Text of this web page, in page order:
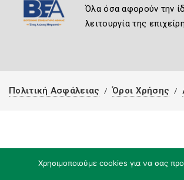
Όλα όσα αφορούν την
λειτουργία της
Πολιτική Ασφάλειας Όροι Χρήσης
Χρησιμοποιούμε cookies για να σας